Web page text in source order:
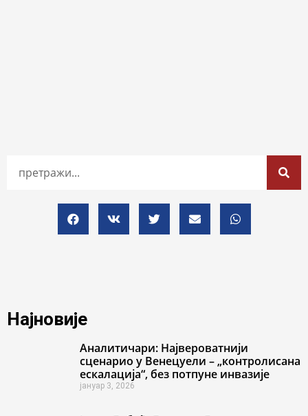
Најновије
Аналитичари: Највероватнији
сценарио у Венецуели – „контролисана
ескалација“, без потпуне инвазије
јануар 3, 2026